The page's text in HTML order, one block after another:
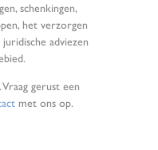
schenkingen,
het verzorgen
adviezen
gerust een
met ons op.